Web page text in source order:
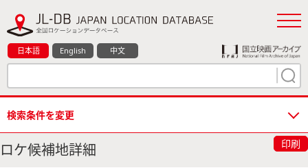
日本語 English 中文
検索条件を変更
ロケ候補地詳細 印刷